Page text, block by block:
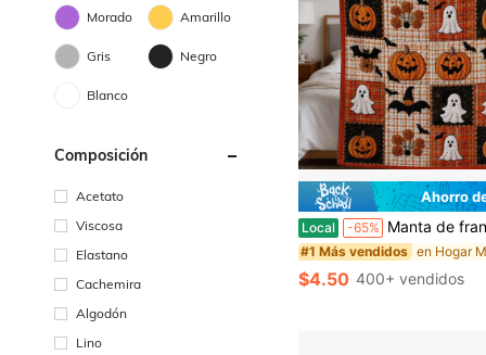
Morado Amarillo
Gris Negro
Blanco
Composición
Acetato
Viscosa
Elastano
Cachemira
Algodón
Lino
Ahorro
Local -65% Manta de franela de calabaza fantasma de Halloween, manta de felpa suave a cuadros, estampado de murciélago y calabaza de Jack O Lantern,
#1 Más vendidos
$4.50 400+ vendidos